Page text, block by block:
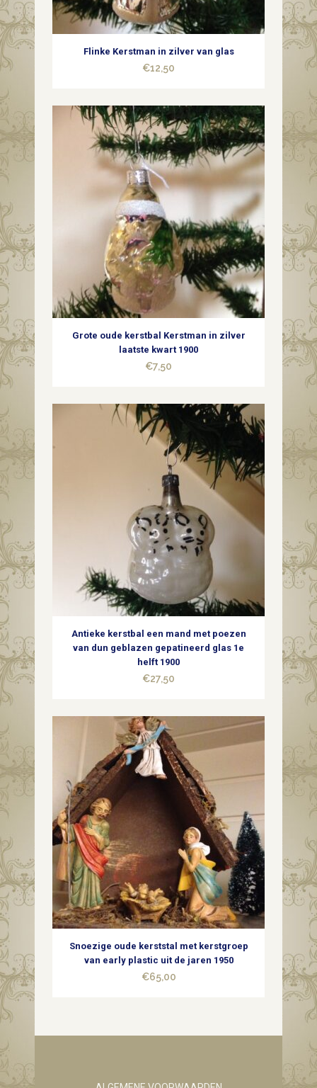
1900
quantity
Flinke Kerstman in zilver van glas
€12,50
Grote oude kerstbal Kerstman in zilver
laatste kwart 1900
€7,50
Antieke kerstbal een mand met poezen
van dun geblazen gepatineerd glas 1e
helft 1900
€27,50
Snoezige oude kerststal met kerstgroep
van early plastic uit de jaren 1950
€65,00